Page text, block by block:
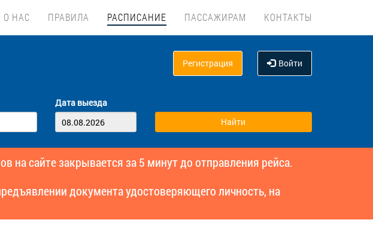
О НАС ПРАВИЛА РАСПИСАНИЕ ПАССАЖИРАМ КОНТАКТЫ
Регистрация Войти
Дата выезда
на сайте закрывается за 5 минут до отправления рейса.
документа удостоверяющего личность, на